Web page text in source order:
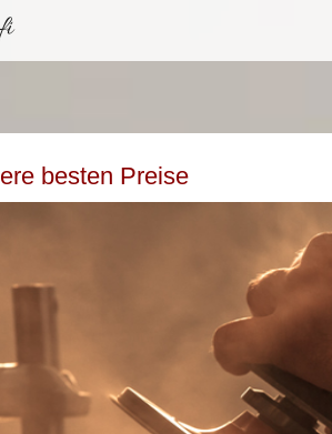
besten Preise